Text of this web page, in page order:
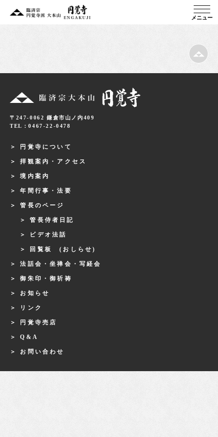
メニュー
〒247-0062 鎌倉市山ノ内409
TEL：0467-22-0478
円覚寺について
拝観案内・アクセス
境内案内
年間行事・法要
管長のページ
管長侍者日記
ビデオ法話
回覧板 (おしらせ)
法話会・坐禅会・写経会
御朱印・御祈祷
お知らせ
リンク
円覚寺売店
Q&A
お問い合わせ